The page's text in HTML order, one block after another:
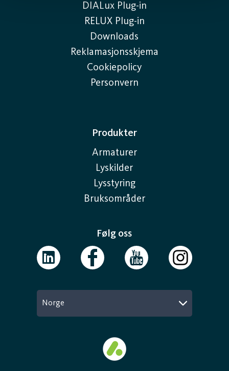
DIALux Plug-in
RELUX Plug-in
Downloads
Reklamasjonsskjema
Cookiepolicy
Personvern
Produkter
Armaturer
Lyskilder
Lysstyring
Bruksområder
Følg oss
Norge